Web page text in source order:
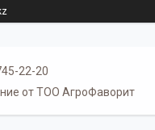
22-20
от ТОО АгроФаворит